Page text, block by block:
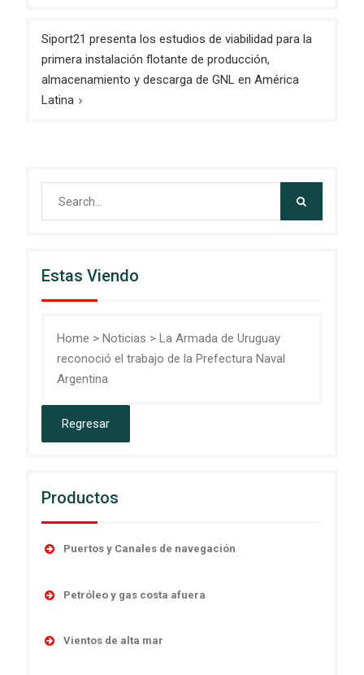
Siport21 presenta los estudios de viabilidad para la
primera instalación flotante de producción,
almacenamiento y descarga de GNL en América
Latina
Estas Viendo
Home > Noticias > La Armada de Uruguay
reconoció el trabajo de la Prefectura Naval
Argentina
Productos
Puertos y Canales de navegación
Linternas autocontenidas
Petróleo y gas costa afuera
Vientos de alta mar